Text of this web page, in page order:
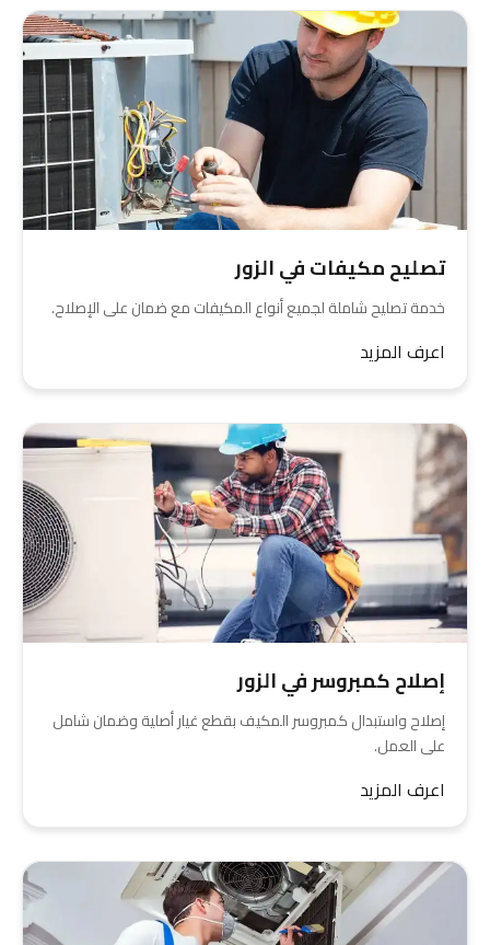
تصليح مكيفات في الزور
خدمة تصليح شاملة لجميع أنواع المكيفات مع ضمان على الإصلاح.
اعرف المزيد
إصلاح كمبروسر في الزور
إصلاح واستبدال كمبروسر المكيف بقطع غيار أصلية وضمان شامل
على العمل.
اعرف المزيد